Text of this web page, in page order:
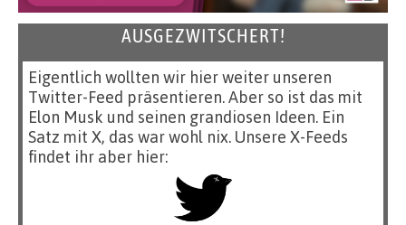
AUSGEZWITSCHERT!
Eigentlich wollten wir hier weiter unseren
Twitter-Feed präsentieren. Aber so ist das mit
Elon Musk und seinen grandiosen Ideen. Ein
Satz mit X, das war wohl nix. Unsere X-Feeds
findet ihr aber hier: